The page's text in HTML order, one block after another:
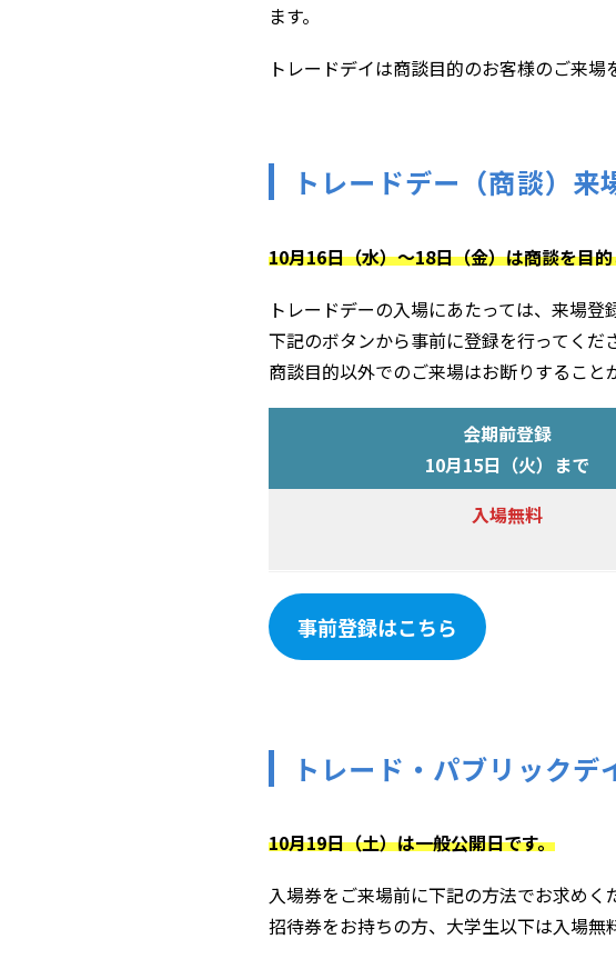
ます。
トレードデイは商談目的のお客様のご来
トレードデー（商談）来
10月16日（水）～18日（金）は商談を目
トレードデーの入場にあたっては、来場登
下記のボタンから事前に登録を行ってくだ
商談目的以外でのご来場はお断りすること
会期前登録
10月15日（火）まで
入場無料
事前登録はこちら
トレード・パブリック
10月19日（土）は一般公開日です。
入場券をご来場前に下記の方法でお求めく
招待券をお持ちの方、大学生以下は入場無